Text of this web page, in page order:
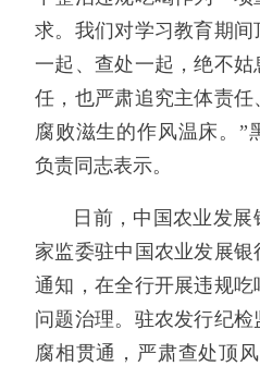
求。我们对学习教育期
一起、查处一起，绝不
任，也严肃追究主体责
腐败滋生的作风温床。”
负责同志表示。
日前，中国农业发
家监委驻中国农业发展
通知，在全行开展违规
问题治理。驻农发行纪
腐相贯通，严肃查处顶